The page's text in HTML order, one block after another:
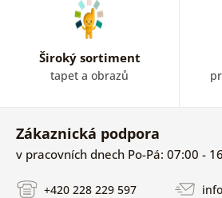
Široký sortiment
tapet a obrazů
Zákaznická podpora
v pracovních dnech Po-Pá: 07:00 -
+420 228 229 597